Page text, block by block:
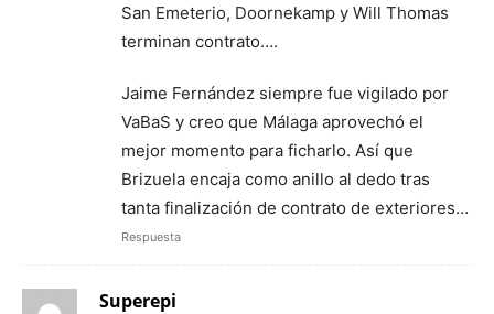
San Emeterio, Doornekamp y Will Thomas
terminan contrato….
Jaime Fernández siempre fue vigilado por
VaBaS y creo que Málaga aprovechó el
mejor momento para ficharlo. Así que
Brizuela encaja como anillo al dedo tras
tanta finalización de contrato de exteriores…
Respuesta
Superepi